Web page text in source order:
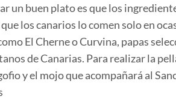
un buen plato es que los
los canarios lo comen solo en
El Cherne o Curvina, papas
de Canarias. Para realizar la
y el mojo que acompañará al